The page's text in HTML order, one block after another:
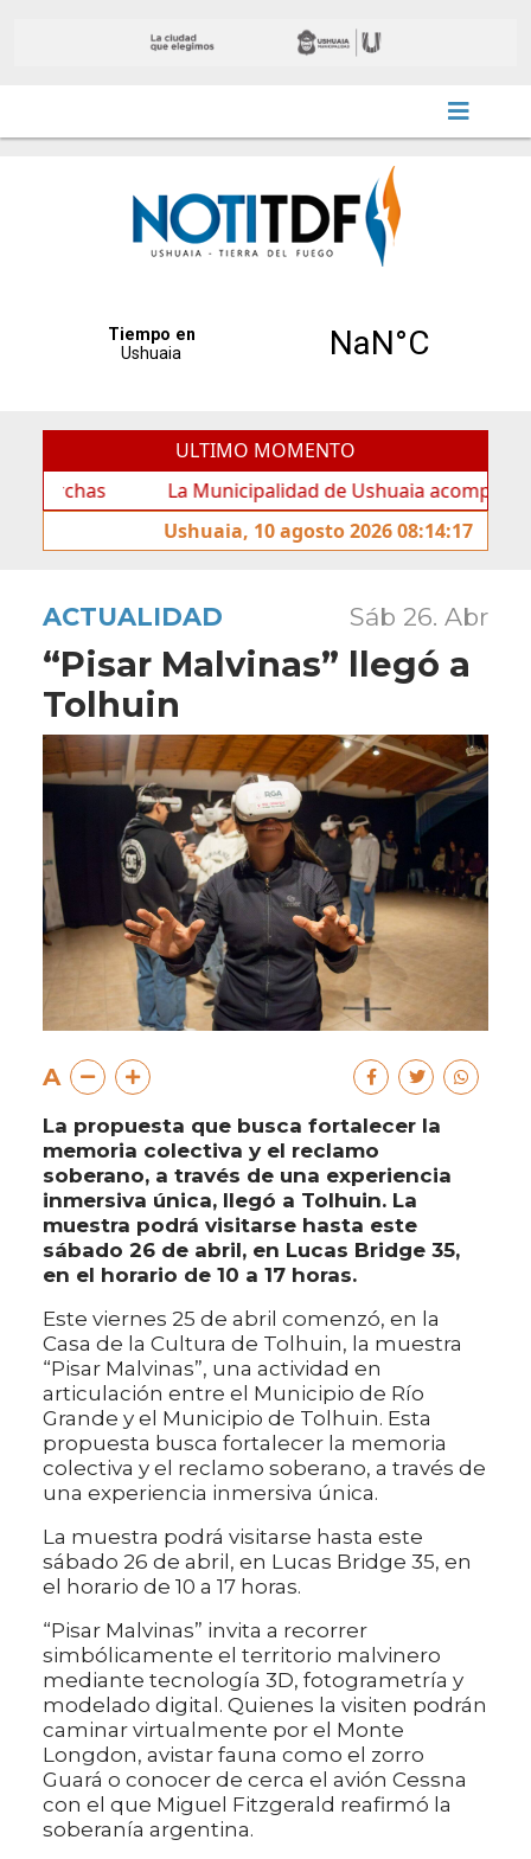
ULTIMO MOMENTO
La Municipalidad de Ushuaia acompañó los
Ushuaia, 10 agosto 2026 08:14:17
ACTUALIDAD Sáb 26. Abr
“Pisar Malvinas” llegó a
Tolhuin
A
La propuesta que busca fortalecer la
memoria colectiva y el reclamo
soberano, a través de una experiencia
inmersiva única, llegó a Tolhuin. La
muestra podrá visitarse hasta este
sábado 26 de abril, en Lucas Bridge 35,
en el horario de 10 a 17 horas.
Este viernes 25 de abril comenzó, en la
Casa de la Cultura de Tolhuin, la muestra
“Pisar Malvinas”, una actividad en
articulación entre el Municipio de Río
Grande y el Municipio de Tolhuin. Esta
propuesta busca fortalecer la memoria
colectiva y el reclamo soberano, a través de
una experiencia inmersiva única.
La muestra podrá visitarse hasta este
sábado 26 de abril, en Lucas Bridge 35, en
el horario de 10 a 17 horas.
“Pisar Malvinas” invita a recorrer
simbólicamente el territorio malvinero
mediante tecnología 3D, fotogrametría y
modelado digital. Quienes la visiten podrán
caminar virtualmente por el Monte
Longdon, avistar fauna como el zorro
Guará o conocer de cerca el avión Cessna
con el que Miguel Fitzgerald reafirmó la
soberanía argentina.